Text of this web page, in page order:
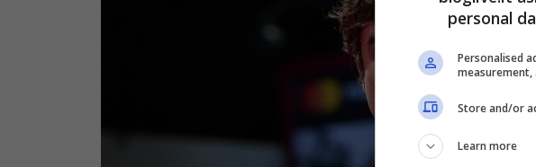
personal
Personalised
measurement,
Store and/or
Learn more